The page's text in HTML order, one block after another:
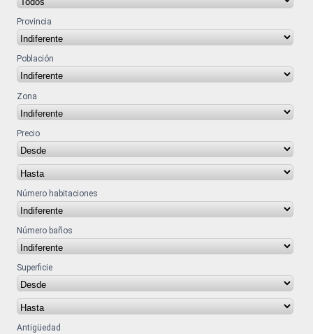
Provincia
Población
Zona
Precio
Número habitaciones
Número baños
Superficie
Antigüedad